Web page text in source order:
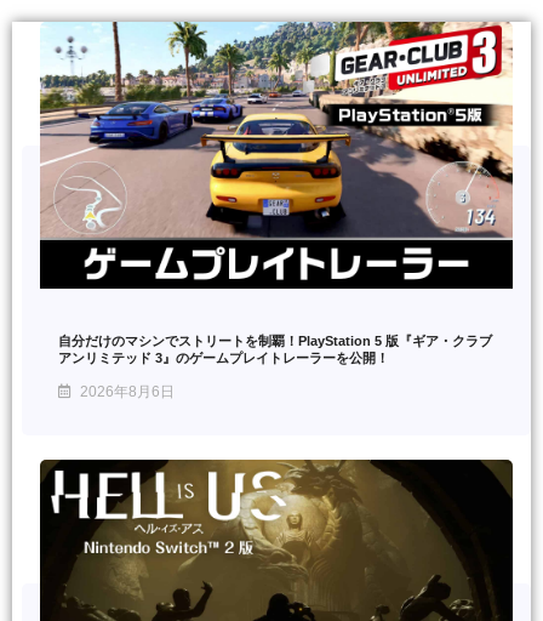
自分だけのマシンでストリートを制覇！PlayStation 5 版『ギア・クラブ
アンリミテッド 3』のゲームプレイトレーラーを公開！
2026年8月6日